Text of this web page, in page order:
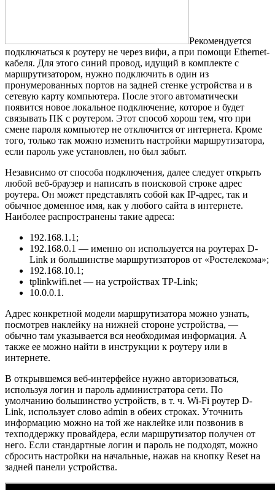
Рекомендуется
подключаться к роутеру не через вифи, а при помощи Ethernet-
кабеля. Для этого синий провод, идущий в комплекте с
маршрутизатором, нужно подключить в один из
пронумерованных портов на задней стенке устройства и в
сетевую карту компьютера. После этого автоматически
появится новое локальное подключение, которое и будет
связывать ПК с роутером. Этот способ хорош тем, что при
смене пароля компьютер не отключится от интернета. Кроме
того, только так можно изменить настройки маршрутизатора,
если пароль уже установлен, но был забыт.
Независимо от способа подключения, далее следует открыть
любой веб-браузер и написать в поисковой строке адрес
роутера. Он может представлять собой как IP-адрес, так и
обычное доменное имя, как у любого сайта в интернете.
Наиболее распространены такие адреса:
192.168.1.1;
192.168.0.1 — именно он используется на роутерах D-
Link и большинстве маршрутизаторов от «Ростелекома»;
192.168.10.1;
tplinkwifi.net — на устройствах TP-Link;
10.0.0.1.
Адрес конкретной модели маршрутизатора можно узнать,
посмотрев наклейку на нижней стороне устройства, —
обычно там указывается вся необходимая информация. А
также ее можно найти в инструкции к роутеру или в
интернете.
В открывшемся веб-интерфейсе нужно авторизоваться,
используя логин и пароль администратора сети. По
умолчанию большинство устройств, в т. ч. Wi-Fi роутер D-
Link, использует слово admin в обеих строках. Уточнить
информацию можно на той же наклейке или позвонив в
техподдержку провайдера, если маршрутизатор получен от
него. Если стандартные логин и пароль не подходят, можно
сбросить настройки на начальные, нажав на кнопку Reset на
задней панели устройства.